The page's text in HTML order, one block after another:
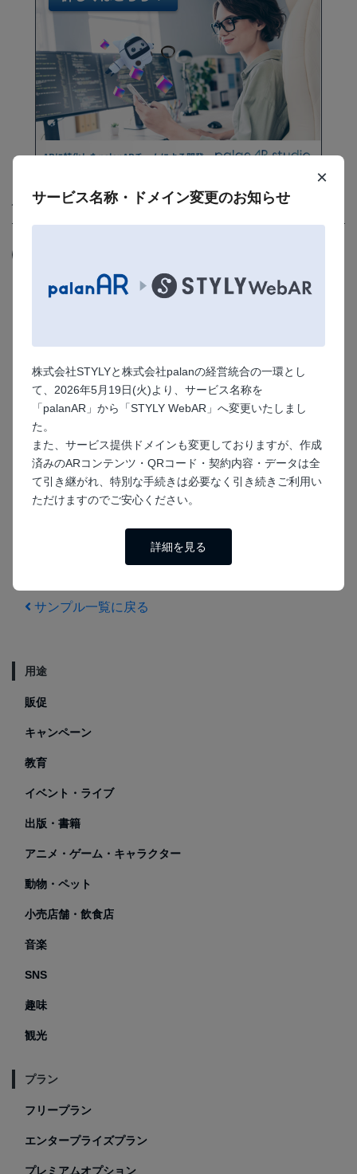
×
サービス名称・ドメイン変更のお知らせ
株式会社STYLYと株式会社palanの経営統合の一環とし
て、2026年5月19日(火)より、サービス名称を
「palanAR」から「STYLY WebAR」へ変更いたしまし
た。
また、サービス提供ドメインも変更しておりますが、作成
済みのARコンテンツ・QRコード・契約内容・データは全
て引き継がれ、特別な手続きは必要なく引き続きご利用い
ただけますのでご安心ください。
詳細を見る
似たサンプルを見る
プレミアムオプシ
ョン
プレミアム画像認
販促
プレミアム画像認
識
プレミアムオプシ
ョン
サンプル一覧に戻る
用途
販促
キャンペーン
教育
イベント・ライブ
出版・書籍
アニメ・ゲーム・キャラクター
動物・ペット
小売店舗・飲食店
音楽
SNS
趣味
観光
プラン
フリープラン
エンタープライズプラン
プレミアムオプション